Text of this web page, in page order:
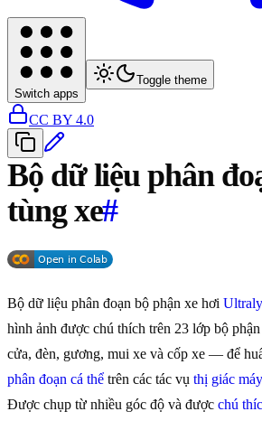
Switch apps
Toggle theme
CC BY 4.0
Bộ dữ liệu phân
tùng xe#
Bộ dữ liệu phân đoạn bộ phận xe hơi
hình ảnh được chú thích trên 23 lớp bộ
cửa, đèn, gương, mui xe và cốp xe — để
phân đoạn cá thể trên các tác vụ thị giác
Được chụp từ nhiều góc độ và được chú